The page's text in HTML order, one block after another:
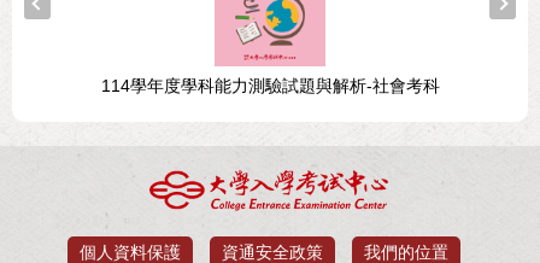
114學年度學科能力測驗試題與解析-社會考科
個人資料保護 資通安全政策 我們的位置